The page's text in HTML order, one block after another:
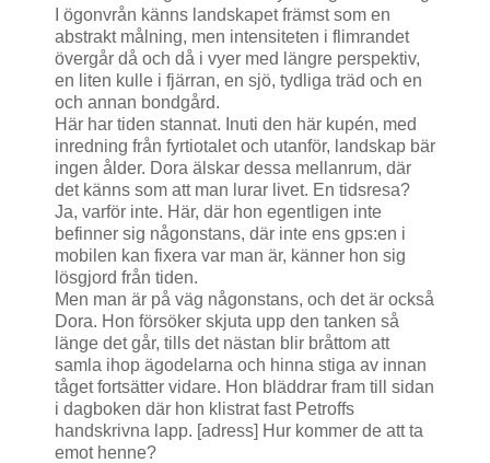
I ögonvrån känns landskapet främst som en
abstrakt målning, men intensiteten i flimrandet
övergår då och då i vyer med längre perspektiv,
en liten kulle i fjärran, en sjö, tydliga träd och en
och annan bondgård.
Här har tiden stannat. Inuti den här kupén, med
inredning från fyrtiotalet och utanför, landskap bär
ingen ålder. Dora älskar dessa mellanrum, där
det känns som att man lurar livet. En tidsresa?
Ja, varför inte. Här, där hon egentligen inte
befinner sig någonstans, där inte ens gps:en i
mobilen kan fixera var man är, känner hon sig
lösgjord från tiden.
Men man är på väg någonstans, och det är också
Dora. Hon försöker skjuta upp den tanken så
länge det går, tills det nästan blir bråttom att
samla ihop ägodelarna och hinna stiga av innan
tåget fortsätter vidare. Hon bläddrar fram till sidan
i dagboken där hon klistrat fast Petroffs
handskrivna lapp. [adress] Hur kommer de att ta
emot henne?